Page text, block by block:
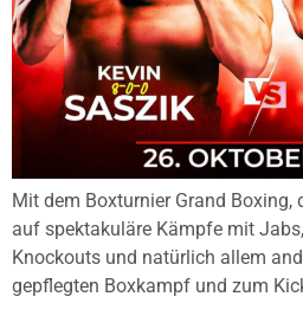
Mit dem Boxturnier Grand
auf spektakuläre Kämpfe mit
Knockouts und natürlich allem
gepflegten Boxkampf und zum